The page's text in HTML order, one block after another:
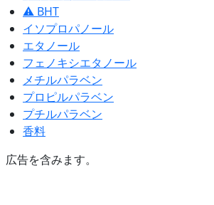
⚠ BHT
イソプロパノール
エタノール
フェノキシエタノール
メチルパラベン
プロピルパラベン
プチルパラベン
香料
広告を含みます。